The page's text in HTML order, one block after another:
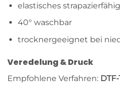
elastisches
40° waschbar
trocknergeeignet bei
Veredelung & Druck
Empfohlene Verfahren: